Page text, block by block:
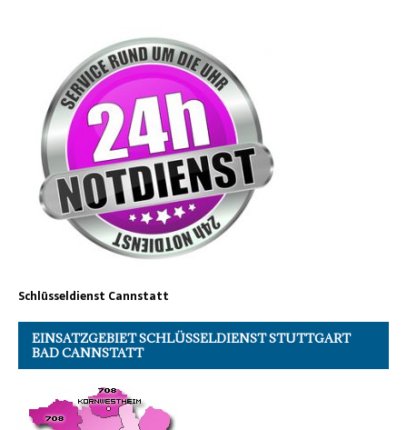
Schlüsseldienst Cannstatt
EINSATZGEBIET SCHLÜSSELDIENST STUTTGART
BAD CANNSTATT